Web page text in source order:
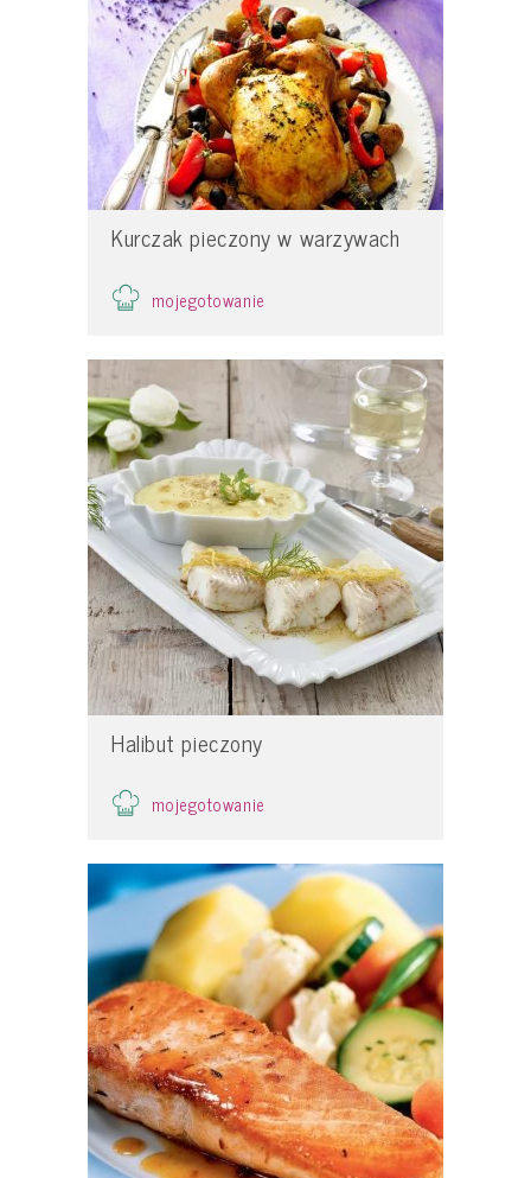
Kurczak pieczony w warzywach
mojegotowanie
Halibut pieczony
mojegotowanie